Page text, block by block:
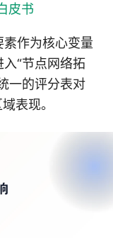
皮书
作为核心变量
“节点网络拓
一的评分表对
表现。